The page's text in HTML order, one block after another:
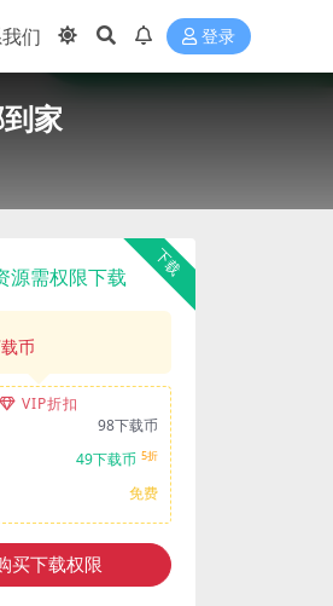
们 登录
家
下载
源需权限下载
币
VIP折扣
98下载币
49下载币 5折
免费
买下载权限